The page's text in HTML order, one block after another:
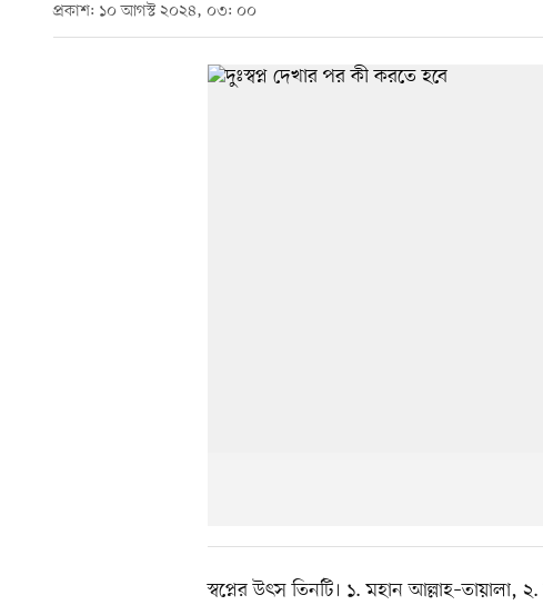
প্রকাশ: ১০ আগস্ট ২০২৪, ০৩: ০০
স্বপ্নের উৎস তিনটি। ১. মহান আল্লাহ–তায়ালা,